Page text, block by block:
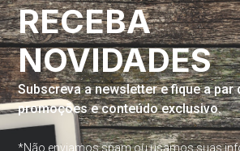
RECEBA
NOVIDADES
Subscreva a newsletter e fique a
promoções e conteúdo exclusivo.
*Não enviamos spam ou usamos suas